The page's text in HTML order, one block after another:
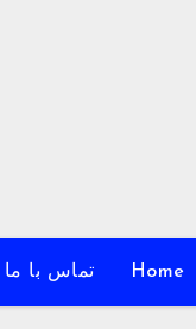
Home تماس با ما